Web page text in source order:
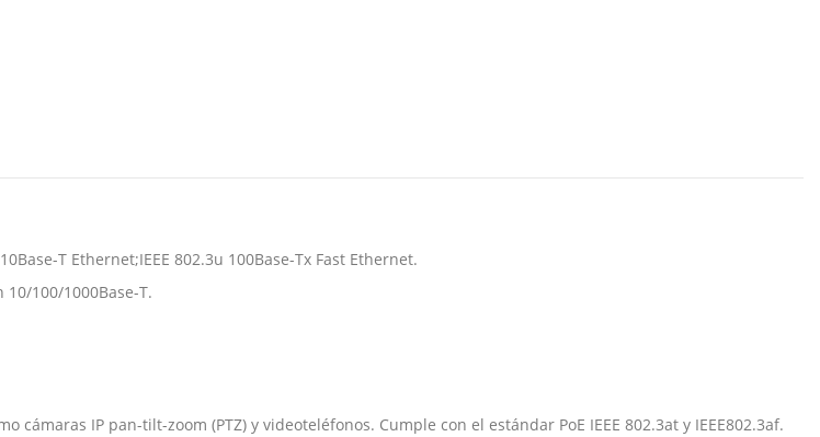
T Ethernet;IEEE 802.3u 100Base-Tx Fast Ethernet.
100/1000Base-T.
IP pan-tilt-zoom (PTZ) y videoteléfonos. Cumple con el estándar PoE IEEE 802.3at y IEEE802.3af.